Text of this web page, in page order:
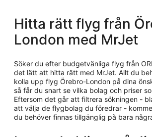
Hitta rätt flyg från
London med MrJet
Söker du efter budgetvänliga flyg från
det lätt att hitta rätt med MrJet. Allt du
kolla upp flyg Örebro-London på dina
så får du snart se vilka bolag och priser
Eftersom det går att filtrera sökningen -
att välja de flygbolag du föredrar -
du behöver finnas tillgänglig på bara